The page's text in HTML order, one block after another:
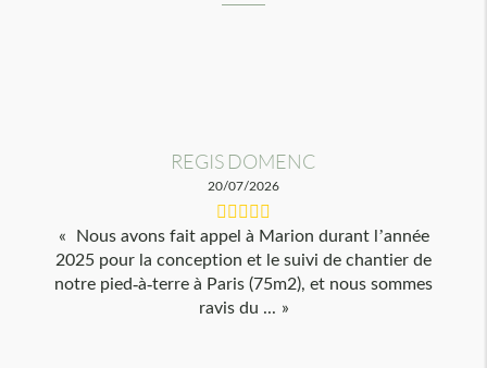
REGIS DOMENC
20/07/2026
Nous avons fait appel à Marion durant l’année
2025 pour la conception et le suivi de chantier de
notre pied-à-terre à Paris (75m2), et nous sommes
ravis du ...